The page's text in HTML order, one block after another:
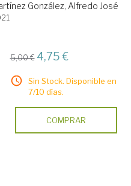
González, Alfredo José
5,00 € 4,75 €
Sin Stock. Disponible en
7/10 días.
COMPRAR